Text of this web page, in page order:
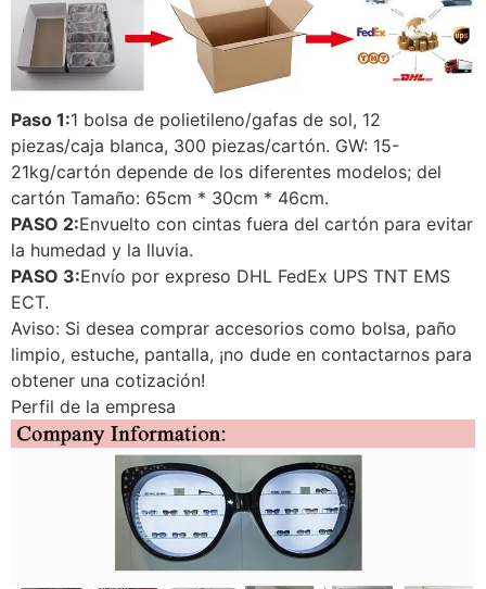
Paso 1:1 bolsa de polietileno/gafas de sol, 12
piezas/caja blanca, 300 piezas/cartón. GW: 15-
21kg/cartón depende de los diferentes modelos; del
cartón Tamaño: 65cm * 30cm * 46cm.
PASO 2:Envuelto con cintas fuera del cartón para evitar
la humedad y la lluvia.
PASO 3:Envío por expreso DHL FedEx UPS TNT EMS
ECT.
Aviso: Si desea comprar accesorios como bolsa, paño
limpio, estuche, pantalla, ¡no dude en contactarnos para
obtener una cotización!
Perfil de la empresa